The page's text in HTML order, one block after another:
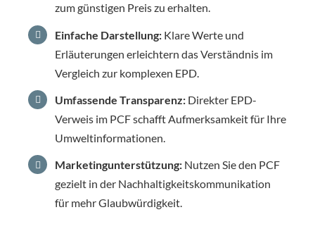
zum günstigen Preis zu erhalten.
Einfache Darstellung: Klare Werte und
Erläuterungen erleichtern das Verständnis im
Vergleich zur komplexen EPD.
Umfassende Transparenz: Direkter EPD-
Verweis im PCF schafft Aufmerksamkeit für Ihre
Umweltinformationen.
Marketingunterstützung: Nutzen Sie den PCF
gezielt in der Nachhaltigkeitskommunikation
für mehr Glaubwürdigkeit.